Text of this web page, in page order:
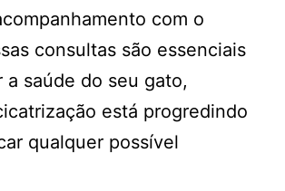
com o
consultas são essenciais
a saúde do seu gato,
está progredindo
qualquer possível